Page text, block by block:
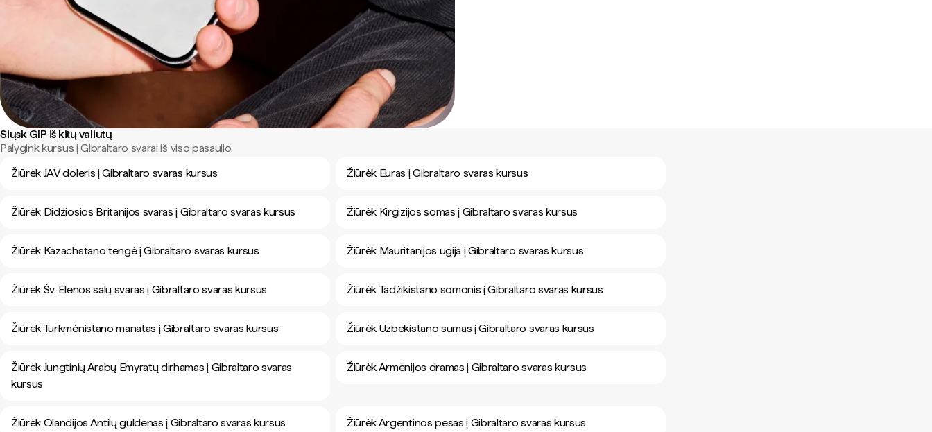
Siųsk GIP iš kitų valiutų
Palygink kursus į Gibraltaro svarai iš viso pasaulio.
Žiūrėk JAV doleris į Gibraltaro svaras kursus
Žiūrėk Euras į Gibraltaro svaras kursus
Žiūrėk Didžiosios Britanijos svaras į Gibraltaro svaras kursus Žiūrėk Kirgizijos somas į Gibraltaro svaras kursus
Žiūrėk Kazachstano tengė į Gibraltaro svaras kursus Žiūrėk Mauritanijos ugija į Gibraltaro svaras kursus
Žiūrėk Šv. Elenos salų svaras į Gibraltaro svaras kursus Žiūrėk Tadžikistano somonis į Gibraltaro svaras kursus
Žiūrėk Turkmėnistano manatas į Gibraltaro svaras kursus Žiūrėk Uzbekistano sumas į Gibraltaro svaras kursus
Žiūrėk Jungtinių Arabų Emyratų dirhamas į Gibraltaro svaras
kursus
Žiūrėk Armėnijos dramas į Gibraltaro svaras kursus
Žiūrėk Olandijos Antilų guldenas į Gibraltaro svaras kursus Žiūrėk Argentinos pesas į Gibraltaro svaras kursus